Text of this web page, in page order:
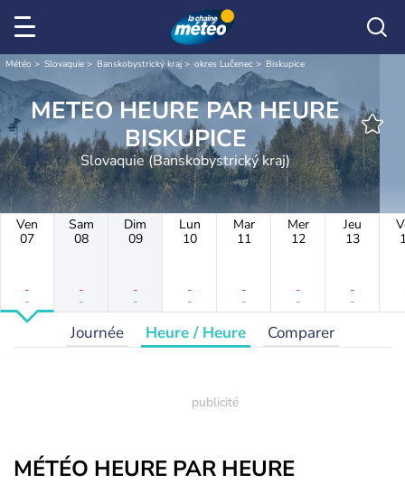
Météo Slovaquie Banskobystrický kraj okres Lučenec Biskupice
METEO HEURE PAR HEURE
BISKUPICE
Slovaquie (Banskobystrický kraj)
Ven
07
-
-
Sam
08
-
-
Dim
09
-
-
Lun
10
-
-
Mar
11
-
-
Mer
12
-
-
Jeu
13
-
-
Journée Heure / Heure Comparer
MÉTÉO HEURE PAR HEURE